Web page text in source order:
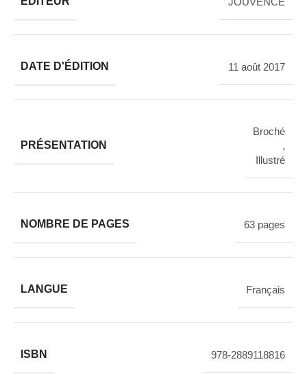
DATE D'ÉDITION 11 août 2017
PRÉSENTATION
Broché
,
Illustré
NOMBRE DE PAGES 63 pages
LANGUE Français
ISBN 978-2889118816